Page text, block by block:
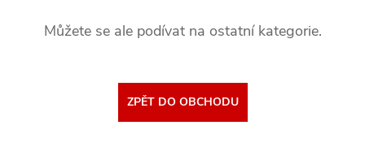
Můžete se ale podívat na ostatní kategorie.
ZPĚT DO OBCHODU